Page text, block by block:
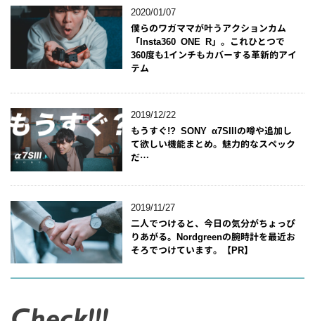
2020/01/07
僕らのワガママが叶うアクションカム
「Insta360 ONE R」。これひとつで
360度も1インチもカバーする革新的アイ
テム
2019/12/22
もうすぐ!? SONY α7SIIIの噂や追加し
て欲しい機能まとめ。魅力的なスペック
だ…
2019/11/27
二人でつけると、今日の気分がちょっぴ
りあがる。Nordgreenの腕時計を最近お
そろでつけています。【PR】